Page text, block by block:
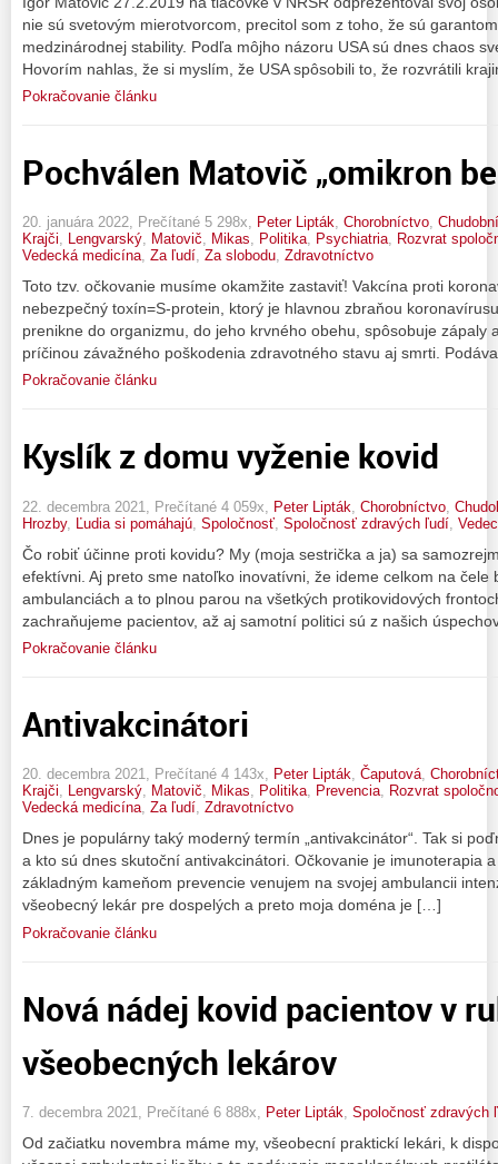
nie sú svetovým mierotvorcom, precitol som z toho, že sú
medzinárodnej stability. Podľa môjho názoru USA sú dnes chaos
Hovorím nahlas, že si myslím, že USA spôsobili to, že rozvrátili
Pokračovanie článku
Pochválen Matovič „omikron
20. januára 2022, Prečítané 5 298x, Peter Lipták, Chorobníctvo,
Krajči, Lengvarský, Matovič, Mikas, Politika, Psychiatria, Rozvrat
Vedecká medicína, Za ľudí, Za slobodu, Zdravotníctvo
Toto tzv. očkovanie musíme okamžite zastaviť! Vakcína proti
nebezpečný toxín=S-protein, ktorý je hlavnou zbraňou
prenikne do organizmu, do jeho krvného obehu, spôsobuje zápaly
príčinou závažného poškodenia zdravotného stavu aj smrti.
Pokračovanie článku
Kyslík z domu vyženie kovid
22. decembra 2021, Prečítané 4 059x, Peter Lipták Chorobníctvo
Hrozby, Ľudia si pomáhajú Spoločnosť Spoločnosť zdravých ľudí
Čo robiť účinne proti kovidu? My (moja sestrička a ja) sa
efektívni. Aj preto sme natoľko inovatívni, že ideme celkom na čele
ambulanciách a to plnou parou na všetkých protikovidových
zachraňujeme pacientov, až aj samotní politici sú z našich
Pokračovanie článku
Antivakcinátori
20. decembra 2021, Prečítané 4 143x, Peter Lipták, Čaputová,
Krajči, Lengvarský, Matovič, Mikas, Politika, Prevencia, Rozvrat
Vedecká medicína, Za ľudí, Zdravotníctvo
Dnes je populárny taký moderný termín „antivakcinátor“. Tak si
a kto sú dnes skutoční antivakcinátori. Očkovanie je imunoterapia
základným kameňom prevencie venujem na svojej ambulancii
všeobecný lekár pre dospelých a preto moja doména je […]
Pokračovanie článku
Nová nádej kovid pacientov v
všeobecných lekárov
7. decembra 2021, Prečítané 6 888x, Peter Lipták, Spoločnosť zdravých
Od začiatku novembra máme my, všeobecní praktickí lekári, k